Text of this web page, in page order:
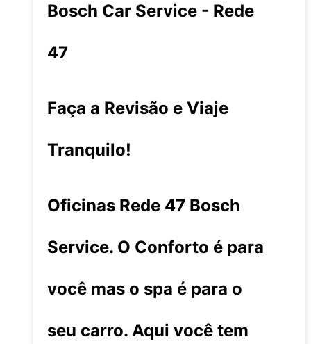
Bosch Car Service - Rede
47
Faça a Revisão e Viaje
Tranquilo!
Oficinas Rede 47 Bosch
Service. O Conforto é para
você mas o spa é para o
seu carro. Aqui você tem